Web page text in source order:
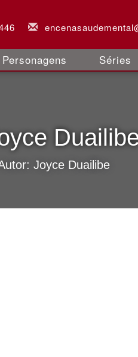
Personagens Séries
Joyce Duailibe